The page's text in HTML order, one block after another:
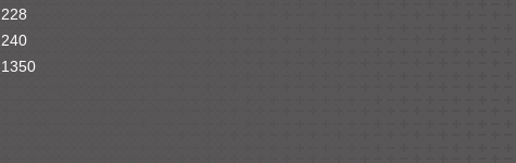
228
240
1350